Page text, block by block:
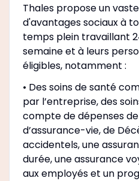
Thales propose un
d'avantages sociaux à
temps plein travaillant
semaine et à leurs
éligibles, notamment :
• Des soins de santé
par l’entreprise, des
compte de dépenses
d’assurance-vie, de
accidentels, une
durée, une assurance
aux employés et un